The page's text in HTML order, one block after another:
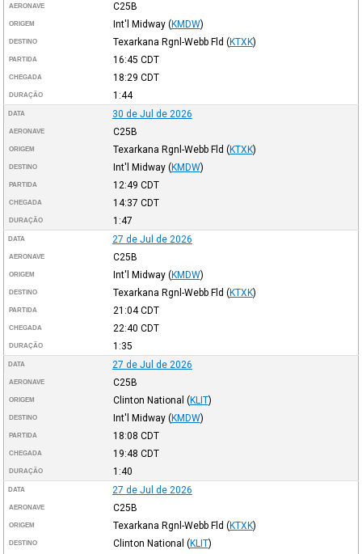
AERONAVE C25B
ORIGEM Int'l Midway (KMDW)
DESTINO Texarkana Rgnl-Webb Fld (KTXK)
PARTIDA 16:45 CDT
CHEGADA 18:29 CDT
DURAÇÃO 1:44
DATA 30 de Jul de 2026
AERONAVE C25B
ORIGEM Texarkana Rgnl-Webb Fld (KTXK)
DESTINO Int'l Midway (KMDW)
PARTIDA 12:49 CDT
CHEGADA 14:37 CDT
DURAÇÃO 1:47
DATA 27 de Jul de 2026
AERONAVE C25B
ORIGEM Int'l Midway (KMDW)
DESTINO Texarkana Rgnl-Webb Fld (KTXK)
PARTIDA 21:04CDT
CHEGADA 22:40 CDT
DURAÇÃO 1:35
DATA 27 de Jul de 2026
AERONAVE C25B
ORIGEM Clinton National (KLIT)
DESTINO Int'l Midway (KMDW)
PARTIDA 18:08 CDT
CHEGADA 19:48 CDT
DURAÇÃO 1:40
DATA 27 de Jul de 2026
AERONAVE C25B
ORIGEM Texarkana Rgnl-Webb Fld (KTXK)
DESTINO Clinton National (KLIT)